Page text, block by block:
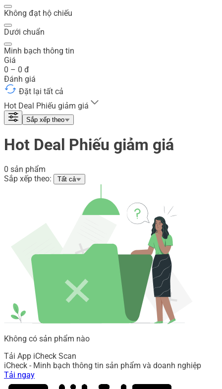
Không đạt hộ chiếu
Dưới chuẩn
Minh bạch thông tin
Giá
0 – 0 đ
Đánh giá
Đặt lại tất cả
Hot Deal Phiếu giảm giá
Sắp xếp theo
Hot Deal Phiếu giảm giá
0 sản phẩm
Sắp xếp theo:
Tất cả
Không có sản phẩm nào
Tải App iCheck Scan
iCheck - Minh bạch thông tin sản phẩm và doanh nghiệp
Tải ngay